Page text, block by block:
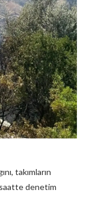
takımların
denetim